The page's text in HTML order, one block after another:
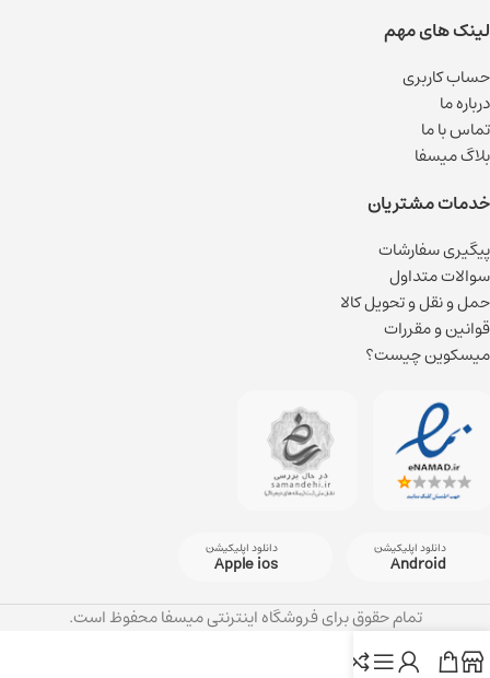
لینک های مهم
حساب کاربری
درباره ما
تماس با ما
بلاگ میسفا
خدمات مشتریان
پیگیری سفارشات
سوالات متداول
حمل و نقل و تحویل کالا
قوانین و مقررات
میسکوین چیست؟
دانلود اپلیکیشن
Android
دانلود اپلیکیشن
Apple ios
تمام حقوق برای فروشگاه اینترنتی میسفا محفوظ است.